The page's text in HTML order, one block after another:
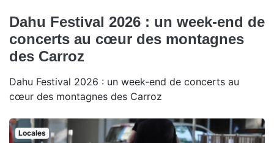
Dahu Festival 2026 : un week-end de
concerts au cœur des montagnes
des Carroz
Dahu Festival 2026 : un week-end de concerts au
cœur des montagnes des Carroz
Locales